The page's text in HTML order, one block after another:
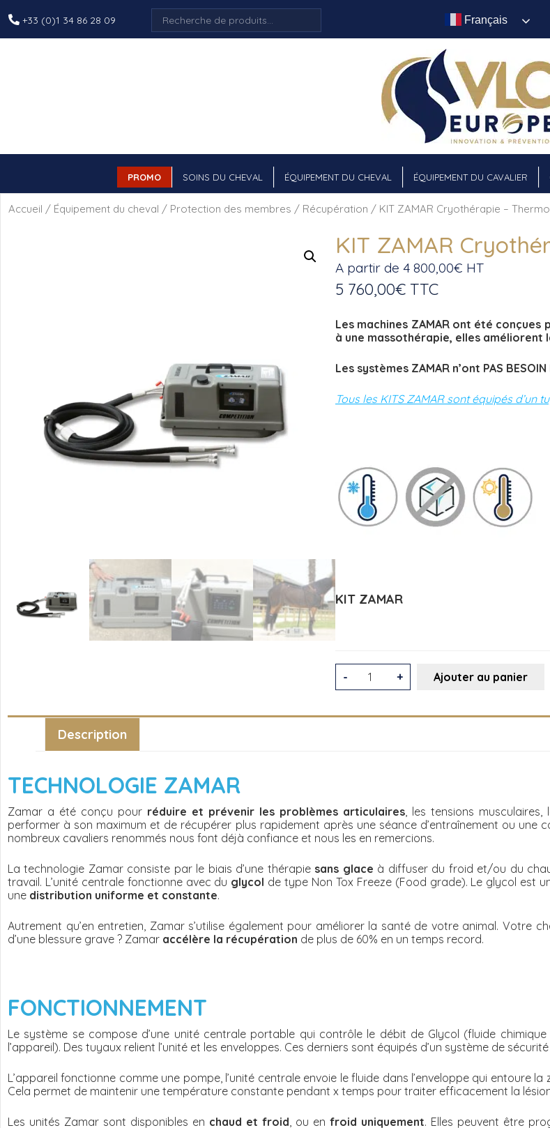
+33 (0)1 34 86 28 09
Recherche
pour :
PROMO SOINS DU CHEVAL ÉQUIPEMENT DU CHEVAL ÉQUIPEMENT DU CAVALIER
Accueil / Équipement du cheval / Protection des membres / Récupération / KIT ZAMAR Cryothérapie –
KIT ZAMAR
A partir de 4 800,00€ HT
5 760,00€ TTC
Les machines ZAMAR ont été
à une massothérapie, elles
Les systèmes ZAMAR n’ont PAS BESOIN
Tous les KITS ZAMAR sont équipés
KIT ZAMAR
quantité
de
KIT
- + Ajouter au panier
Description
TECHNOLOGIE ZAMAR
Zamar a été conçu pour réduire et prévenir les problèmes articulaires, les tensions
performer à son maximum et de récupérer plus rapidement après une séance d’entraînement ou une
nombreux cavaliers renommés nous font déjà confiance et nous les en remercions.
La technologie Zamar consiste par le biais d’une thérapie sans glace à diffuser du froid et/ou du
travail. L’unité centrale fonctionne avec du glycol de type Non Tox Freeze (Food grade). Le glycol est
une distribution uniforme et constante.
Autrement qu’en entretien, Zamar s’utilise également pour améliorer la santé de votre animal. Votre
d’une blessure grave ? Zamar accélère la récupération de plus de 60% en un temps record.
FONCTIONNEMENT
Le système se compose d’une unité centrale portable qui contrôle le débit de Glycol (fluide
l’appareil). Des tuyaux relient l’unité et les enveloppes. Ces derniers sont équipés d’un système de
L’appareil fonctionne comme une pompe, l’unité centrale envoie le fluide dans l’enveloppe qui
Cela permet de maintenir une température constante pendant x temps pour traiter efficacement la
Les unités Zamar sont disponibles en chaud et froid, ou en froid uniquement. Elles peuvent être
Français